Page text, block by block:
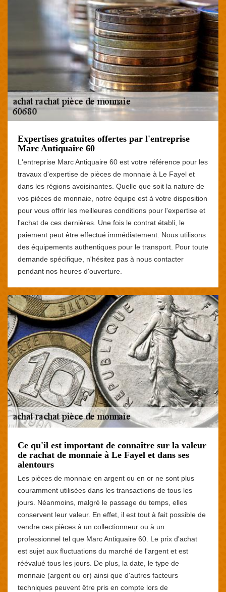
Expertises gratuites offertes par l'entreprise
Marc Antiquaire 60
L'entreprise Marc Antiquaire 60 est votre référence pour les
travaux d'expertise de pièces de monnaie à Le Fayel et
dans les régions avoisinantes. Quelle que soit la nature de
vos pièces de monnaie, notre équipe est à votre disposition
pour vous offrir les meilleures conditions pour l'expertise et
l'achat de ces dernières. Une fois le contrat établi, le
paiement peut être effectué immédiatement. Nous utilisons
des équipements authentiques pour le transport. Pour toute
demande spécifique, n'hésitez pas à nous contacter
pendant nos heures d'ouverture.
Ce qu'il est important de connaître sur la valeur
de rachat de monnaie à Le Fayel et dans ses
alentours
Les pièces de monnaie en argent ou en or ne sont plus
couramment utilisées dans les transactions de tous les
jours. Néanmoins, malgré le passage du temps, elles
conservent leur valeur. En effet, il est tout à fait possible de
vendre ces pièces à un collectionneur ou à un
professionnel tel que Marc Antiquaire 60. Le prix d'achat
est sujet aux fluctuations du marché de l'argent et est
réévalué tous les jours. De plus, la date, le type de
monnaie (argent ou or) ainsi que d'autres facteurs
techniques peuvent être pris en compte lors de